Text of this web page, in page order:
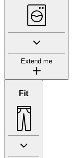
Extend me
Fit